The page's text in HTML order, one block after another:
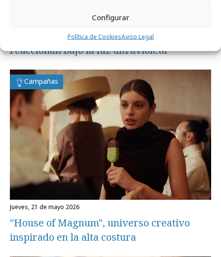
Configurar
Política de CookiesAviso Legal
Nuevos helados con vitaminas que
reaccionan bajo la luz ultravioleta
Campañas
jueves, 21 de mayo 2026
"House of Magnum", universo creativo
inspirado en la alta costura